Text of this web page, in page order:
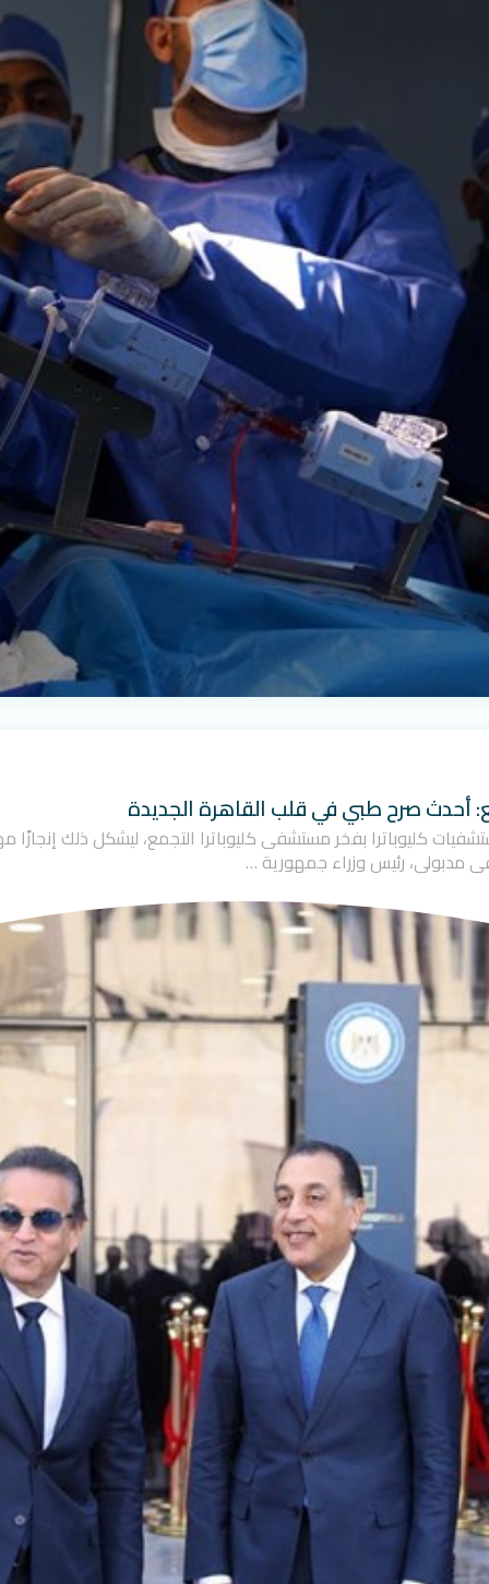
أحدث صرح طبي في قلب القاهرة الجديدة
مجموعة مستشفيات كليوباترا بفخر مستشفى كليوباترا التجمع، ليشكل ذلك
مدبولي، رئيس وزراء جمهورية …